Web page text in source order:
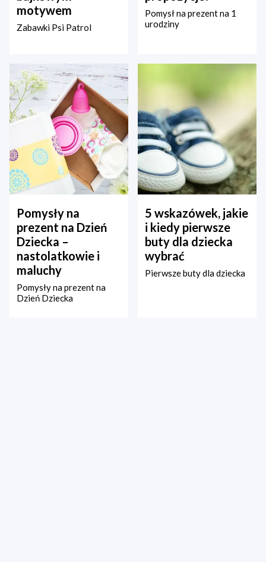
motywem
Zabawki Psi Patrol
Pomysł na prezent na 1
urodziny
Pomysły na
prezent na Dzień
Dziecka –
nastolatkowie i
maluchy
Pomysły na prezent na
Dzień Dziecka
5 wskazówek, jakie
i kiedy pierwsze
buty dla dziecka
wybrać
Pierwsze buty dla dziecka